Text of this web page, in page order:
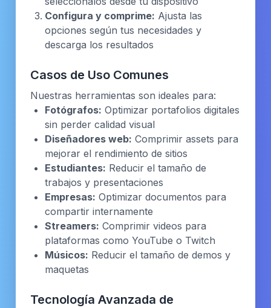
Configura y comprime: Ajusta las
opciones según tus necesidades y
descarga los resultados
Casos de Uso Comunes
Nuestras herramientas son ideales para:
Fotógrafos: Optimizar portafolios digitales
sin perder calidad visual
Diseñadores web: Comprimir assets para
mejorar el rendimiento de sitios
Estudiantes: Reducir el tamaño de
trabajos y presentaciones
Empresas: Optimizar documentos para
compartir internamente
Streamers: Comprimir videos para
plataformas como YouTube o Twitch
Músicos: Reducir el tamaño de demos y
maquetas
Tecnología Avanzada de